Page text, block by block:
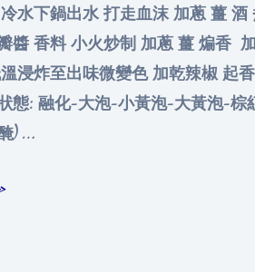
水下鍋出水 打走血沫 加蔥 薑
醬 香料 小火炒制 加蔥 薑 煸香
浸炸至出味微變色 加乾辣椒 起
態: 融化-大泡-小黃泡-大黃泡-棕
) …